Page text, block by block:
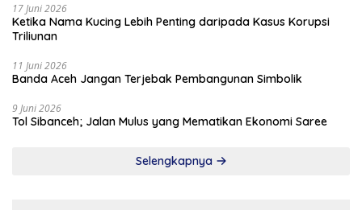
17 Juni 2026
Ketika Nama Kucing Lebih Penting daripada Kasus Korupsi
Triliunan
11 Juni 2026
Banda Aceh Jangan Terjebak Pembangunan Simbolik
9 Juni 2026
Tol Sibanceh; Jalan Mulus yang Mematikan Ekonomi Saree
Selengkapnya